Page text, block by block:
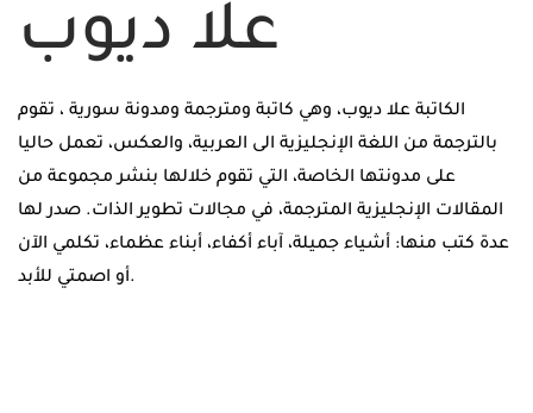
علا ديوب
الكاتبة علا ديوب، وهي كاتبة ومترجمة ومدونة سورية ، تقوم
بالترجمة من اللغة الإنجليزية الى العربية، والعكس، تعمل حاليا
على مدونتها الخاصة، التي تقوم خلالها بنشر مجموعة من
المقالات الإنجليزية المترجمة، في مجالات تطوير الذات. صدر لها
عدة كتب منها: أشياء جميلة، آباء أكفاء، أبناء عظماء، تكلمي الآن
أو اصمتي للأبد.